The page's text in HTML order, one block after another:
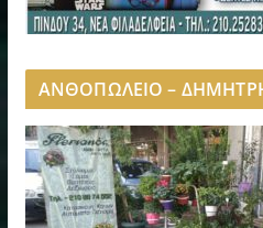
ΑΝΘΟΠΩΛΕΙΟ –